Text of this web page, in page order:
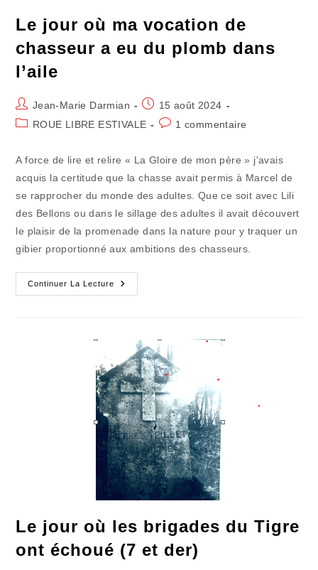
Le jour où ma vocation de
chasseur a eu du plomb dans
l’aile
Auteur/autrice
de
Jean-Marie Darmian
Publication
publiée :
15 août 2024
PostROUE LIBRE ESTIVALE
Commentaires
1 commentaire
A force de lire et relire « La Gloire de mon père » j'avais
acquis la certitude que la chasse avait permis à Marcel de
se rapprocher du monde des adultes. Que ce soit avec Lili
des Bellons ou dans le sillage des adultes il avait découvert
le plaisir de la promenade dans la nature pour y traquer un
gibier proportionné aux ambitions des chasseurs.
Continuer La Lecture
Le
Jour
Chasseur
Eu
Du
Plomb
Dans
L’aile
Le jour où les brigades du Tigre
ont échoué (7 et der)